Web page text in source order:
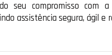
seu compromisso com
assistência segura, ágil e